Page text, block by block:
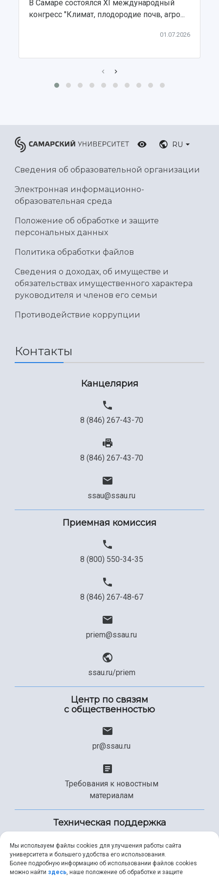
Ботанический сад
Умный дом бабочек
Международный межвузовский кампус
Официальные документы
В Самаре состоялся XI международный
конгресс "Климат, плодородие почв, агро...
01.07.2026
RU
Сведения об образовательной организации
Электронная информационно-
образовательная среда
Положение об обработке и защите
персональных данных
Политика обработки файлов
Сведения о доходах, об имуществе и
обязательствах имущественного характера
руководителя и членов его семьи
Противодействие коррупции
Контакты
Канцелярия
8 (846) 267-43-70
8 (846) 267-43-70
ssau@ssau.ru
Приемная комиссия
8 (800) 550-34-35
8 (846) 267-48-67
priem@ssau.ru
ssau.ru/priem
Центр по связям
с общественностью
pr@ssau.ru
Требования к новостным
материалам
Техническая поддержка
+7 (846) 267-49-99
Мы используем файлы cookies для улучшения работы сайта
университета и большего удобства его использования.
Более подробную информацию об использовании файлов cookies
можно найти здесь, наше положение об обработке и защите